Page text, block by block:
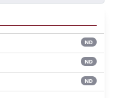
ND
ND
ND